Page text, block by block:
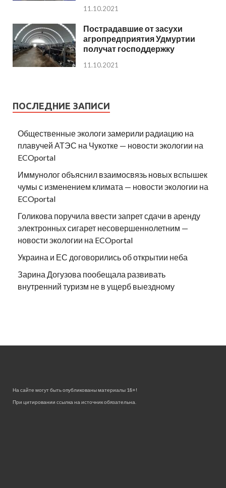
11.10.2021
Пострадавшие от засухи
агропредприятия Удмуртии
получат господдержку
11.10.2021
ПОСЛЕДНИЕ ЗАПИСИ
Общественные экологи замерили радиацию на
плавучей АТЭС на Чукотке — новости экологии на
ECOportal
Иммунолог объяснил взаимосвязь новых вспышек
чумы с изменением климата — новости экологии на
ECOportal
Голикова поручила ввести запрет сдачи в аренду
электронных сигарет несовершеннолетним —
новости экологии на ECOportal
Украина и ЕС договорились об открытии неба
Зарина Догузова пообещала развивать
внутренний туризм не в ущерб выездному
На сайте могут быть опубликованы материалы 18+!
При цитировании ссылка на источник обязательна.